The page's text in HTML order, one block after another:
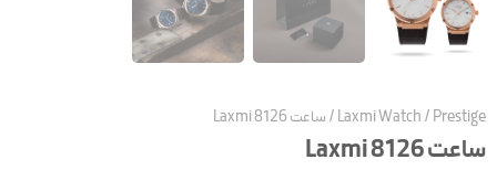
Laxmi Watch/Prestige
/ساعت Laxmi 8126
ساعت Laxmi 8126